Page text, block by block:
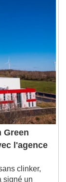
cancel
l'agence
clinker,